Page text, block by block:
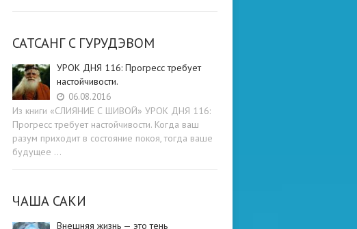
САТСАНГ C ГУРУДЭВОМ
УРОК ДНЯ 116: Прогресс требует
настойчивости.
06.08.2016
Из книги «СЛИЯНИЕ С ШИВОЙ» УРОК ДНЯ 116:
Прогресс требует настойчивости. Когда ваш
разум приходит в состояние покоя, тогда ваше
будущее …
ЧАША САКИ
Внешняя жизнь — это тень